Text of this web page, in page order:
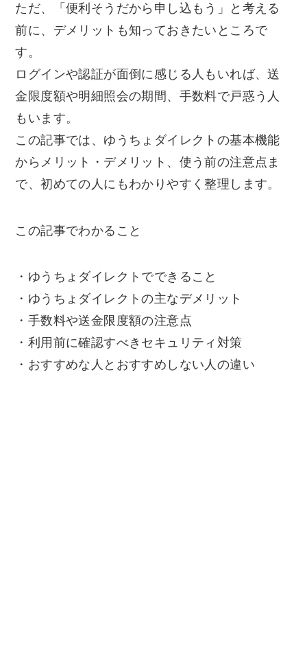
ただ、「便利そうだから申し込もう」と考える
前に、デメリットも知っておきたいところで
す。
ログインや認証が面倒に感じる人もいれば、送
金限度額や明細照会の期間、手数料で戸惑う人
もいます。
この記事では、ゆうちょダイレクトの基本機能
からメリット・デメリット、使う前の注意点ま
で、初めての人にもわかりやすく整理します。
この記事でわかること
・ゆうちょダイレクトでできること
・ゆうちょダイレクトの主なデメリット
・手数料や送金限度額の注意点
・利用前に確認すべきセキュリティ対策
・おすすめな人とおすすめしない人の違い